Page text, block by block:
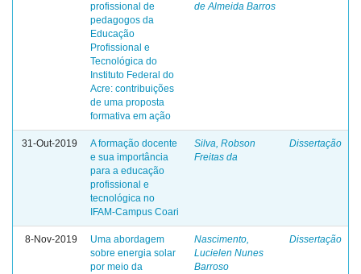
profissional de
pedagogos da
Educação
Profissional e
Tecnológica do
Instituto Federal do
Acre: contribuições
de uma proposta
formativa em ação
de Almeida Barros
31-Out-2019
A formação docente
e sua importância
para a educação
profissional e
tecnológica no
IFAM-Campus Coari
Silva, Robson
Freitas da
Dissertação
8-Nov-2019
Uma abordagem
sobre energia solar
por meio da
Nascimento,
Lucielen Nunes
Barroso
Dissertação